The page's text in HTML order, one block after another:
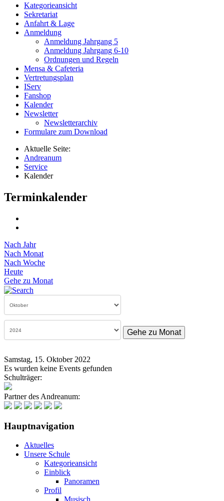
Kategorieansicht
Sekretariat
Anfahrt & Lage
Anmeldung
Anmeldung Jahrgang 5
Anmeldung Jahrgang 6-10
Ordnungen und Regeln
Mensa & Cafeteria
Vertretungsplan
IServ
Fanshop
Kalender
Newsletter
Newsletterarchiv
Formulare zum Download
Aktuelle Seite:
Andreanum
Service
Kalender
Terminkalender
Nach Jahr
Nach Monat
Nach Woche
Heute
Gehe zu Monat
Gehe zu Monat
Samstag, 15. Oktober 2022
Es wurden keine Events gefunden
Schulträger:
Partner des Andreanum:
Hauptnavigation
Aktuelles
Unsere Schule
Kategorieansicht
Einblick
Panoramen
Profil